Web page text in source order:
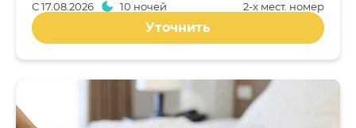
2-x мест. номер
С17.08.2026 10 ночей
Уточнить